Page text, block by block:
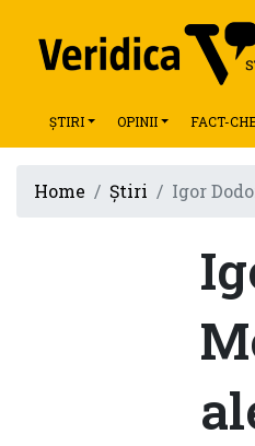
ȘTIRI OPINII FACT-
Home Știri Igor